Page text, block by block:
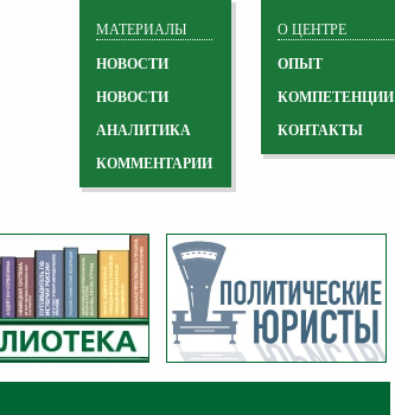
О ЦЕНТРЕ
ОПЫТ
КОМПЕТЕНЦИИ
КОНТАКТЫ
МАТЕРИАЛЫ
НОВОСТИ
НОВОСТИ
АНАЛИТИКА
КОММЕНТАРИИ